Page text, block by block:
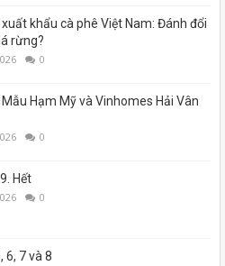
khẩu cà phê Việt Nam: Đánh đổi
rừng?
0
Mẫu Hạm Mỹ và Vinhomes Hải Vân
0
Hết
0
6, 7 và 8